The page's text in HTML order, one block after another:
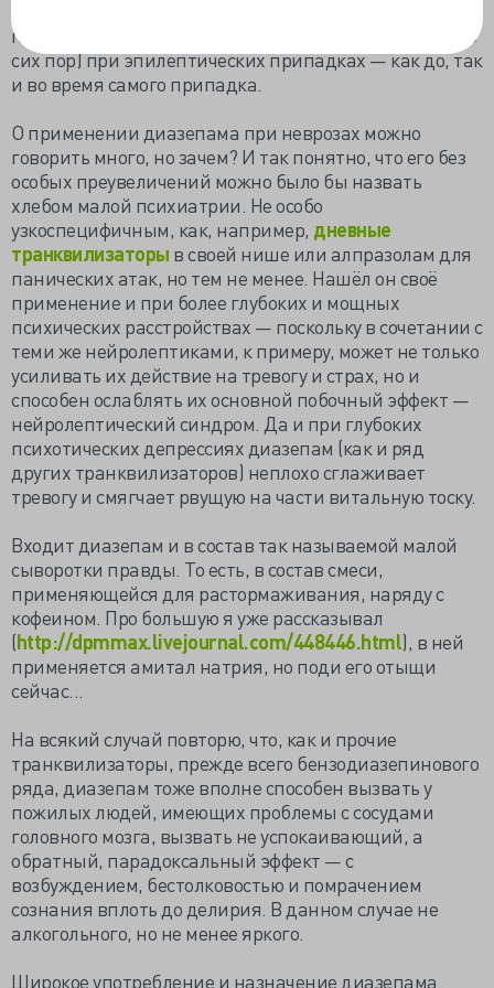
поэому его стали применять (и широко применяют до
сих пор) при эпилептических припадках — как до, так
и во время самого припадка.
О применении диазепама при неврозах можно
говорить много, но зачем? И так понятно, что его без
особых преувеличений можно было бы назвать
хлебом малой психиатрии. Не особо
узкоспецифичным, как, например, дневные
транквилизаторы в своей нише или алпразолам для
панических атак, но тем не менее. Нашёл он своё
применение и при более глубоких и мощных
психических расстройствах — поскольку в сочетании с
теми же нейролептиками, к примеру, может не только
усиливать их действие на тревогу и страх, но и
способен ослаблять их основной побочный эффект —
нейролептический синдром. Да и при глубоких
психотических депрессиях диазепам (как и ряд
других транквилизаторов) неплохо сглаживает
тревогу и смягчает рвущую на части витальную тоску.
Входит диазепам и в состав так называемой малой
сыворотки правды. То есть, в состав смеси,
применяющейся для растормаживания, наряду с
кофеином. Про большую я уже рассказывал
(http://dpmmax.livejournal.com/448446.html), в ней
применяется амитал натрия, но поди его отыщи
сейчас...
На всякий случай повторю, что, как и прочие
транквилизаторы, прежде всего бензодиазепинового
ряда, диазепам тоже вполне способен вызвать у
пожилых людей, имеющих проблемы с сосудами
головного мозга, вызвать не успокаивающий, а
обратный, парадоксальный эффект — с
возбуждением, бестолковостью и помрачением
сознания вплоть до делирия. В данном случае не
алкогольного, но не менее яркого.
Широкое употребление и назначение диазепама